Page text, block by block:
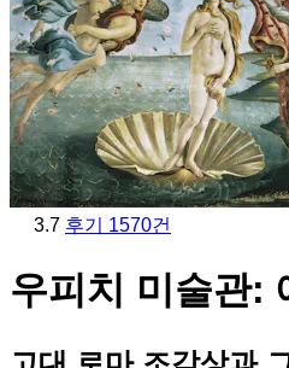
3.7 후기 1570건
우피치 미술관: